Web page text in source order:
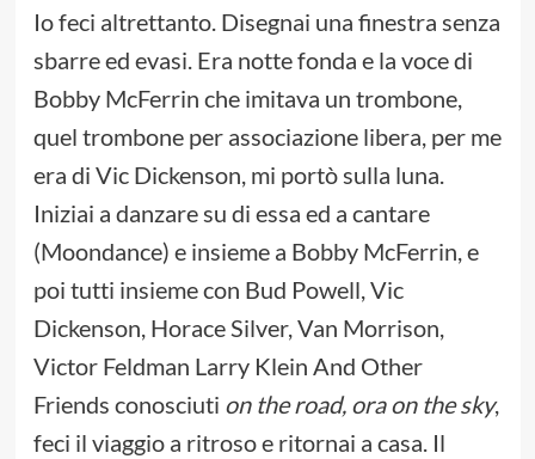
Io feci altrettanto. Disegnai una finestra senza
sbarre ed evasi. Era notte fonda e la voce di
Bobby McFerrin che imitava un trombone,
quel trombone per associazione libera, per me
era di Vic Dickenson, mi portò sulla luna.
Iniziai a danzare su di essa ed a cantare
(Moondance) e insieme a Bobby McFerrin, e
poi tutti insieme con Bud Powell, Vic
Dickenson, Horace Silver, Van Morrison,
Victor Feldman Larry Klein And Other
Friends conosciuti on the road, ora on the sky,
feci il viaggio a ritroso e ritornai a casa. Il